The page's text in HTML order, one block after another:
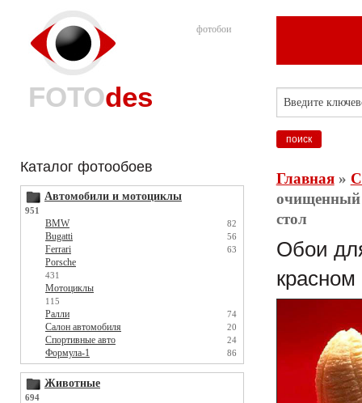
фотобои
FOTOdes
Каталог фотообоев
Автомобили и мотоциклы
951
BMW 82
Bugatti 56
Ferrari 63
Porsche
431
Мотоциклы
115
Ралли 74
Салон автомобиля 20
Спортивные авто 24
Формула-1 86
Животные
694
Главная»
очищенный
стол
Обои